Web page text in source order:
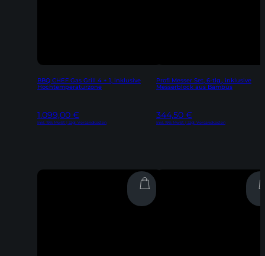
BBQ CHEF Gas Grill 4 + 1, inklusive
Hochtemperaturzone
1.099,00 €
Inkl. 19% MwSt | zzgl. Versandkosten
Profi Messer Set, 6-tlg., inklusive
Messerblock aus Bambus
344,50 €
Inkl. 19% MwSt | zzgl. Versandkosten